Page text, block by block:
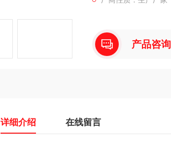
产品咨询
详细介绍 在线留言